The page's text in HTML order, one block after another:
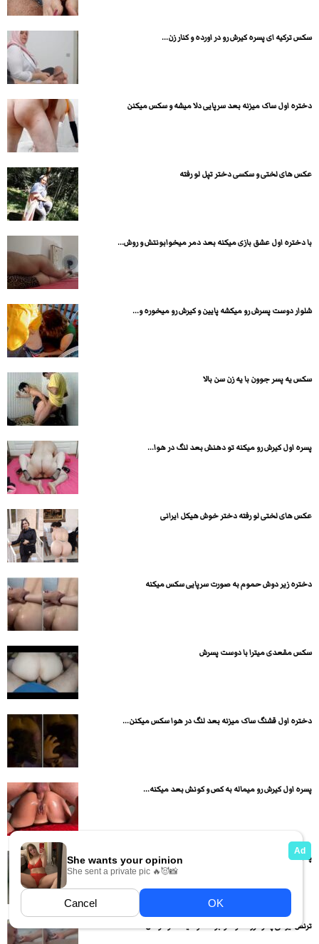
سکس ترکیه ای پسره کیرش رو در اورده و کنار زن...
دختره اول ساک میزنه بعد سرپایی دلا میشه و سکس میکنن
عکس های لختی و سکسی دختر تپل لو رفته
با دختره اول عشق بازی میکنه بعد دمر میخوابونتش و روش...
شلوار دوست پسرش رو میکشه پایین و کیرش رو میخوره و...
سكس يه پسر جوون با يه زن سن بالا
پسره اول کیرش رو میکنه تو دهنش بعد لنگ در هوا...
عکس های لختی لو رفته دختر خوش هیکل ایرانی
دختره زیر دوش حموم به صورت سرپایی سکس میکنه
سکس مقعدی میترا با دوست پسرش
دختره اول قشنگ ساک میزنه بعد لنگ در هوا سکس میکنن...
پسره اول کیرش رو میماله به کص و کونش بعد میکنه...
پسره دوست دخترش رو خوابونده و از کون داره میکنتش
ترنس ایرانی پسره رو دمر خوابونده و میکنه تو کونش